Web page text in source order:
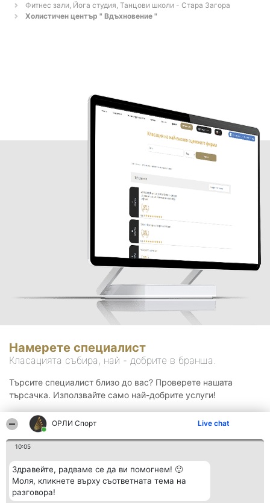
ОРЛИ Спорт Live chat
10:05
Здравейте, радваме се да ви помогнем! 🙂
Моля, кликнете върху съответната тема на
разговора!
Фитнес зали, Йога студия, Танцови школи - Стара Загора
Холистичен център " Вдъхновение "
Намерете специалист
Класацията събира, най - добрите в бранша.
Търсите специалист близо до вас? Проверете нашата
търсачка. Използвайте само най-добрите услуги!